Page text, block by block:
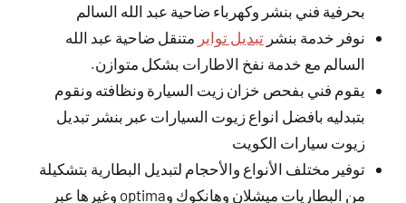
بحرفية فني بنشر وكهرباء ضاحية عبد الله السالم
نوفر خدمة بنشرتبديل تواير متنقل ضاحية عبد الله
السالم مع خدمة نفخ الاطارات بشكل متوازن.
يقوم فني بفحص خزان زيت السيارة ونظافته ونقوم
بتبدليه بافضل انواع زيوت السيارات عبر بنشر تبديل
زيوت سيارات الكويت
توفير مختلف الأنواع والأحجام لتبديل البطارية بتشكيلة
من البطاريات ميشلان وهانكوك وoptima وغيرها عبر